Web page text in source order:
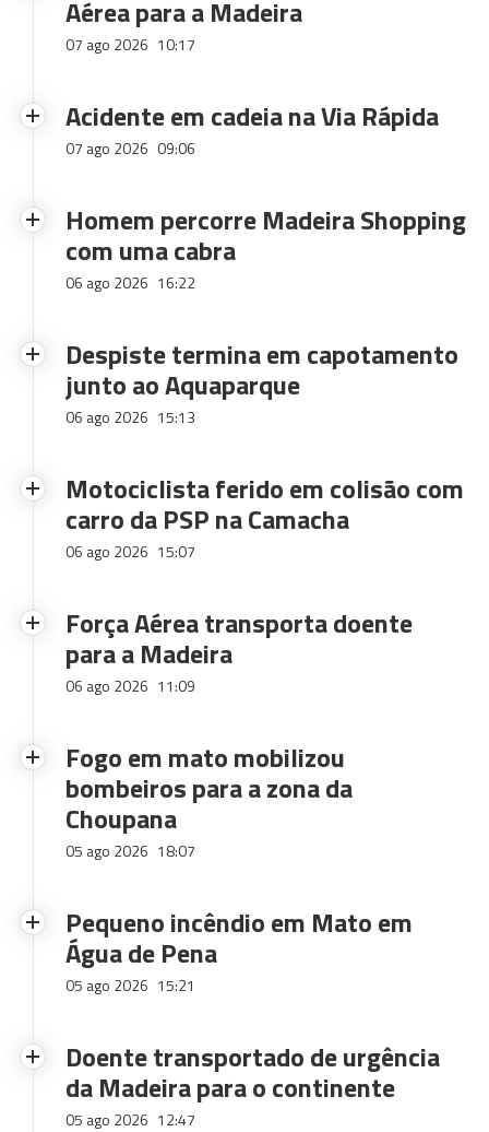
Aérea para a Madeira
07 ago 2026 10:17
Acidente em cadeia na Via Rápida
07 ago 2026 09:06
Homem percorre Madeira Shopping
com uma cabra
06 ago 2026 16:22
Despiste termina em capotamento
junto ao Aquaparque
06 ago 2026 15:13
Motociclista ferido em colisão com
carro da PSP na Camacha
06 ago 2026 15:07
Força Aérea transporta doente
para a Madeira
06 ago 2026 11:09
Fogo em mato mobilizou
bombeiros para a zona da
Choupana
05 ago 2026 18:07
Pequeno incêndio em Mato em
Água de Pena
05 ago 2026 15:21
Doente transportado de urgência
da Madeira para o continente
05 ago 2026 12:47